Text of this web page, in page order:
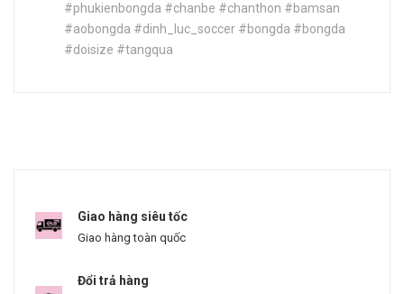
#phukienbongda #chanbe #chanthon #bamsan
#aobongda #dinh_luc_soccer #bongda #bongda
#doisize #tangqua
Giao hàng siêu tốc
Giao hàng toàn quốc
Đổi trả hàng